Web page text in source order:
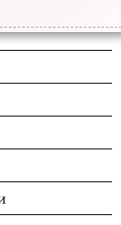
печати
печатей
услуги
рельефные
подушки
краска
технологии